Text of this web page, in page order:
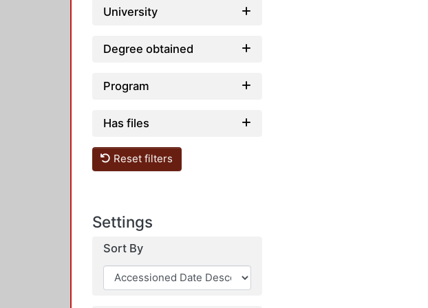
University
Degree obtained
Program
Has files
Reset filters
Settings
Sort By